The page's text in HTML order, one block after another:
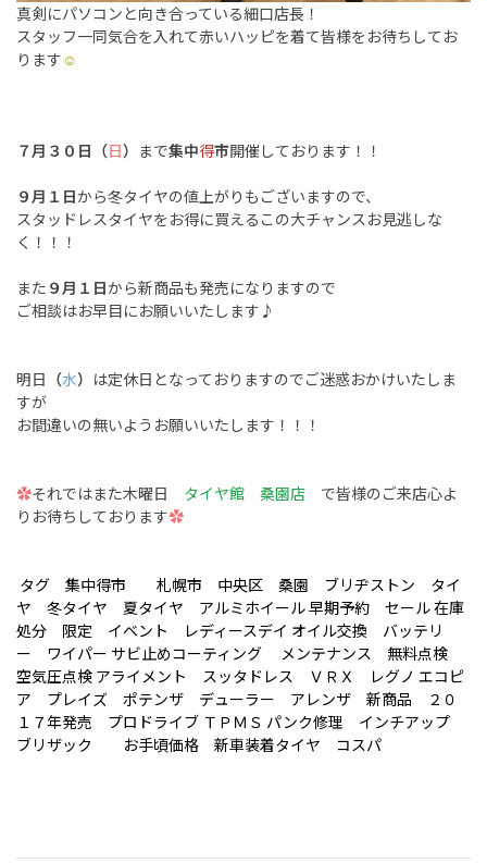
真剣にパソコンと向き合っている細口店長！
スタッフ一同気合を入れて赤いハッピを着て皆様をお待ちしてお
ります ☺
７月３０日（日） まで集中得市開催しております！！
９月１日から冬タイヤの値上がりもございますので、
スタッドレスタイヤをお得に買えるこの大チャンスお見逃しな
く！！！
また ９月１日から新商品も発売になりますので
ご相談はお早目にお願いいたします♪
明日 （水） は定休日となっておりますのでご迷惑おかけいたしま
すが
お間違いの無いようお願いいたします！！！
✿それではまた木曜日 タイヤ館 桑園店 で皆様のご来店心よ
りお待ちしております✿
タグ 集中得市 札幌市 中央区 桑園 ブリヂストン タイ
ヤ 冬タイヤ 夏タイヤ アルミホイール 早期予約 セール 在庫
処分 限定 イベント レディースデイ オイル交換 バッテリ
ー ワイパー サビ止めコーティング メンテナンス 無料点検
空気圧点検 アライメント スッタドレス ＶＲＸ レグノ エコピ
ア プレイズ ポテンザ デューラー アレンザ 新商品 ２０
１７年発売 プロドライブ ＴＰＭＳ パンク修理 インチアップ
ブリザック お手頃価格 新車装着タイヤ コスパ